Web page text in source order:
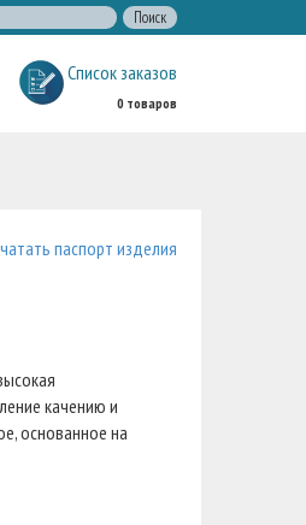
Список заказов
0 товаров
паспорт изделия
качению и
основанное на